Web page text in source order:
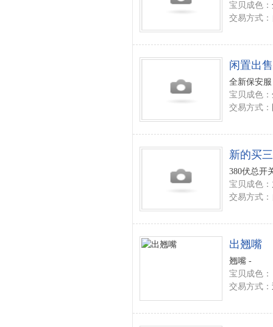
宝贝成色：
交易方式：
闲置出售
全新保安
宝贝成色：
交易方式：
新的买
380伏总开
宝贝成色：
交易方式：
出翘嘴
翘嘴 -
宝贝成色：
交易方式：